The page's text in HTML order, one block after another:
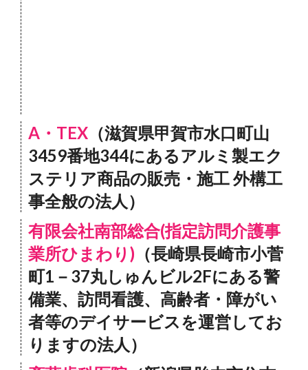
A・TEX （滋賀県甲賀市水口町山
3459番地344にあるアルミ製エク
ステリア商品の販売・施工 外構工
事全般の法人）
有限会社南部総合(指定訪問介護事
業所ひまわり) （長崎県長崎市小菅
町1－37丸しゅんビル2Fにある警
備業、訪問看護、高齢者・障がい
者等のデイサービスを運営してお
りますの法人）